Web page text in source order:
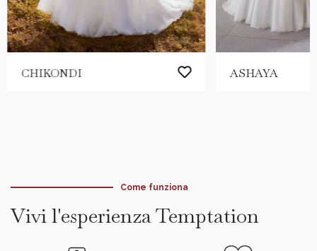
CHIKONDI ASHAYA
Come funziona
Vivi l'esperienza Temptation